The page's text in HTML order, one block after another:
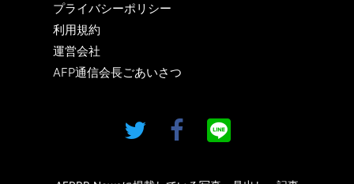
プライバシーポリシー
利用規約
運営会社
AFP通信会長ごあいさつ